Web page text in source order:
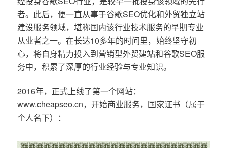
者。此后，便一直从事于谷歌SEO优化和外贸独立站
建设服务领域，堪称国内该行业技术服务的早期专业
从业者之一。在长达10多年的时间里，始终坚守初
心，将自身精力投入到营销型外贸建站和谷歌SEO服
务中，积累了深厚的行业经验与专业知识。
2016年，正式上线了第一个网站：
www.cheapseo.cn，开始商业服务，国家证书（属于
个人名下）：